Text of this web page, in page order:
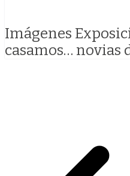
Imágenes
casamos… novias